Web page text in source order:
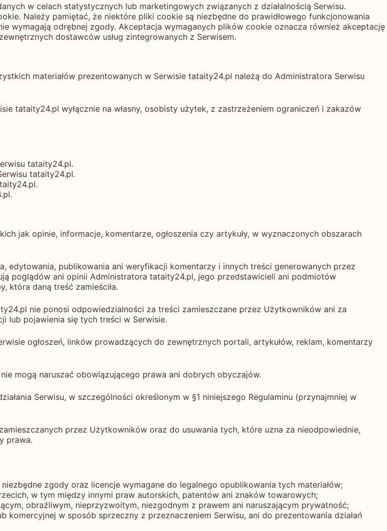
w celach statystycznych lub marketingowych związanych z działalnością Serwisu.
Należy pamiętać, że niektóre pliki cookie są niezbędne do prawidłowego funkcjonowania
wymagają odrębnej zgody. Akceptacja wymaganych plików cookie oznacza również akceptację
dostawców usług zintegrowanych z Serwisem.
materiałów prezentowanych w Serwisie tataity24.pl należą do Administratora Serwisu
tataity24.pl wyłącznie na własny, osobisty użytek, z zastrzeżeniem ograniczeń i zakazów
tataity24.pl.
tataity24.pl.
jak opinie, informacje, komentarze, ogłoszenia czy artykuły, w wyznaczonych obszarach
publikowania ani weryfikacji komentarzy i innych treści generowanych przez
poglądów ani opinii Administratora tataity24.pl, jego przedstawicieli ani podmiotów
która daną treść zamieściła.
nie ponosi odpowiedzialności za treści zamieszczane przez Użytkowników ani za
lub pojawienia się tych treści w Serwisie.
ogłoszeń, linków prowadzących do zewnętrznych portali, artykułów, reklam, komentarzy
mogą naruszać obowiązującego prawa ani dobrych obyczajów.
Serwisu, w szczególności określonym w §1 niniejszego Regulaminu (przynajmniej w
przez Użytkowników oraz do usuwania tych, które uzna za nieodpowiednie,
prawa.
zgody oraz licencje wymagane do legalnego opublikowania tych materiałów;
w tym między innymi praw autorskich, patentów ani znaków towarowych;
obraźliwym, nieprzyzwoitym, niezgodnym z prawem ani naruszającym prywatność;
w sposób sprzeczny z przeznaczeniem Serwisu, ani do prezentowania działań